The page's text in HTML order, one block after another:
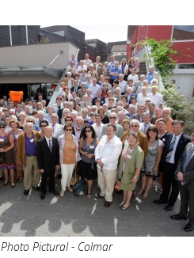
Photo Pictural - Colmar